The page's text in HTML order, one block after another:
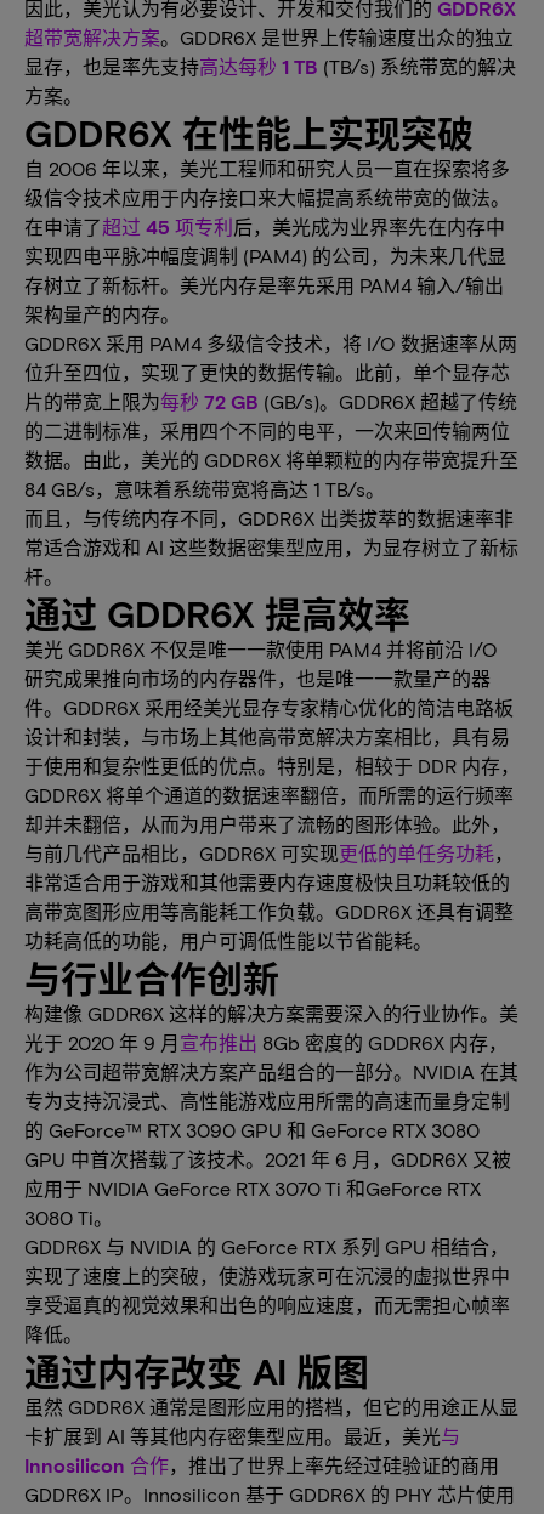
因此，美光认为有必要设计、开发和交付我们的 GDDR6X
超带宽解决方案。GDDR6X 是世界上传输速度出众的独立
显存，也是率先支持高达每秒 1 TB (TB/s) 系统带宽的解决
方案。
GDDR6X 在性能上实现突破
自 2006 年以来，美光工程师和研究人员一直在探索将多
级信令技术应用于内存接口来大幅提高系统带宽的做法。
在申请了超过 45 项专利后，美光成为业界率先在内存中
实现四电平脉冲幅度调制 (PAM4) 的公司，为未来几代显
存树立了新标杆。美光内存是率先采用 PAM4 输入/输出
架构量产的内存。
GDDR6X 采用 PAM4 多级信令技术，将 I/O 数据速率从两
位升至四位，实现了更快的数据传输。此前，单个显存芯
片的带宽上限为每秒 72 GB (GB/s)。GDDR6X 超越了传统
的二进制标准，采用四个不同的电平，一次来回传输两位
数据。由此，美光的 GDDR6X 将单颗粒的内存带宽提升至
84 GB/s，意味着系统带宽将高达 1 TB/s。
而且，与传统内存不同，GDDR6X 出类拔萃的数据速率非
常适合游戏和 AI 这些数据密集型应用，为显存树立了新标
杆。
通过 GDDR6X 提高效率
美光 GDDR6X 不仅是唯一一款使用 PAM4 并将前沿 I/O
研究成果推向市场的内存器件，也是唯一一款量产的器
件。GDDR6X 采用经美光显存专家精心优化的简洁电路板
设计和封装，与市场上其他高带宽解决方案相比，具有易
于使用和复杂性更低的优点。特别是，相较于 DDR 内存，
GDDR6X 将单个通道的数据速率翻倍，而所需的运行频率
却并未翻倍，从而为用户带来了流畅的图形体验。此外，
与前几代产品相比，GDDR6X 可实现更低的单任务功耗，
非常适合用于游戏和其他需要内存速度极快且功耗较低的
高带宽图形应用等高能耗工作负载。GDDR6X 还具有调整
功耗高低的功能，用户可调低性能以节省能耗。
与行业合作创新
构建像 GDDR6X 这样的解决方案需要深入的行业协作。美
光于 2020 年 9 月 宣布推出 8Gb 密度的 GDDR6X 内存，
作为公司超带宽解决方案产品组合的一部分。NVIDIA 在其
专为支持沉浸式、高性能游戏应用所需的高速而量身定制
的 GeForce™ RTX 3090 GPU 和 GeForce RTX 3080
GPU 中首次搭载了该技术。2021 年 6 月，GDDR6X 又被
应用于 NVIDIA GeForce RTX 3070 Ti 和GeForce RTX
3080 Ti。
GDDR6X 与 NVIDIA 的 GeForce RTX 系列 GPU 相结合，
实现了速度上的突破，使游戏玩家可在沉浸的虚拟世界中
享受逼真的视觉效果和出色的响应速度，而无需担心帧率
降低。
通过内存改变 AI 版图
虽然 GDDR6X 通常是图形应用的搭档，但它的用途正从显
卡扩展到 AI 等其他内存密集型应用。最近，美光与
Innosilicon 合作，推出了世界上率先经过硅验证的商用
GDDR6X IP。Innosilicon 基于 GDDR6X 的 PHY 芯片使用